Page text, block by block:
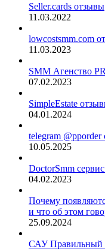
Seller.cards отзывы
11.03.2022
lowcostsmm.com
11.03.2023
SMM Агенство
07.02.2023
SimpleEstate
04.01.2024
telegram
10.05.2025
DoctorSmm
04.02.2023
Почему
и что об этом
25.09.2024
САУ Правильный